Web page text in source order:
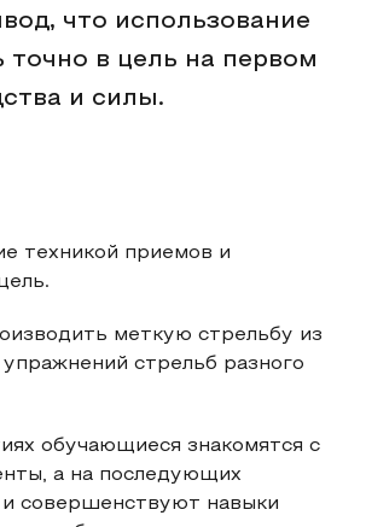
что использование
точно в цель на первом
и силы.
техникой приемов и
меткую стрельбу из
стрельб разного
обучающиеся знакомятся с
а на последующих
и совершенствуют навыки